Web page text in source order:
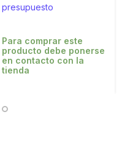
presupuesto
Para comprar este
producto debe ponerse
en contacto con la
tienda